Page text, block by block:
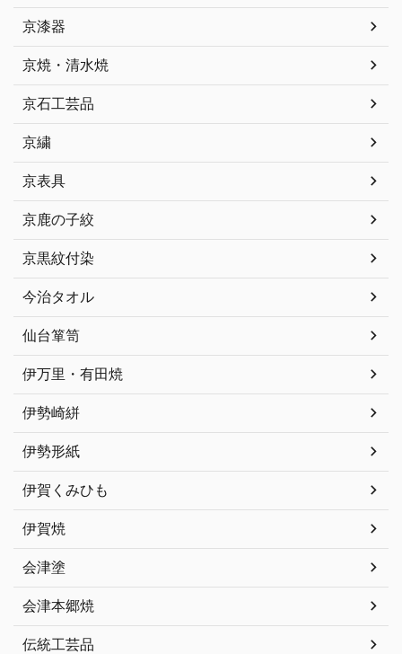
京漆器
京焼・清水焼
京石工芸品
京繍
京表具
京鹿の子絞
京黒紋付染
今治タオル
仙台箪笥
伊万里・有田焼
伊勢崎絣
伊勢形紙
伊賀くみひも
伊賀焼
会津塗
会津本郷焼
伝統工芸品